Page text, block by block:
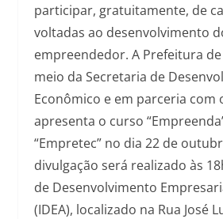
participar, gratuitamente, de
voltadas ao desenvolvimento
empreendedor. A Prefeitura
meio da Secretaria de
Econômico e em parceria com
apresenta o curso
“Empretec” no dia 22 de
divulgação será realizado às
de Desenvolvimento
(IDEA), localizado na Rua José